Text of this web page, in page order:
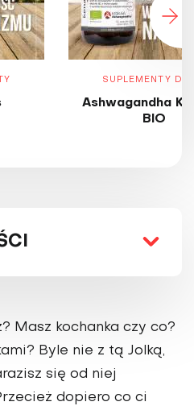
SUPLEMENTY
Ashwagandha
BIO
Masz kochanka czy co?
Byle nie z tą Jolką,
się od niej
dopiero co ci